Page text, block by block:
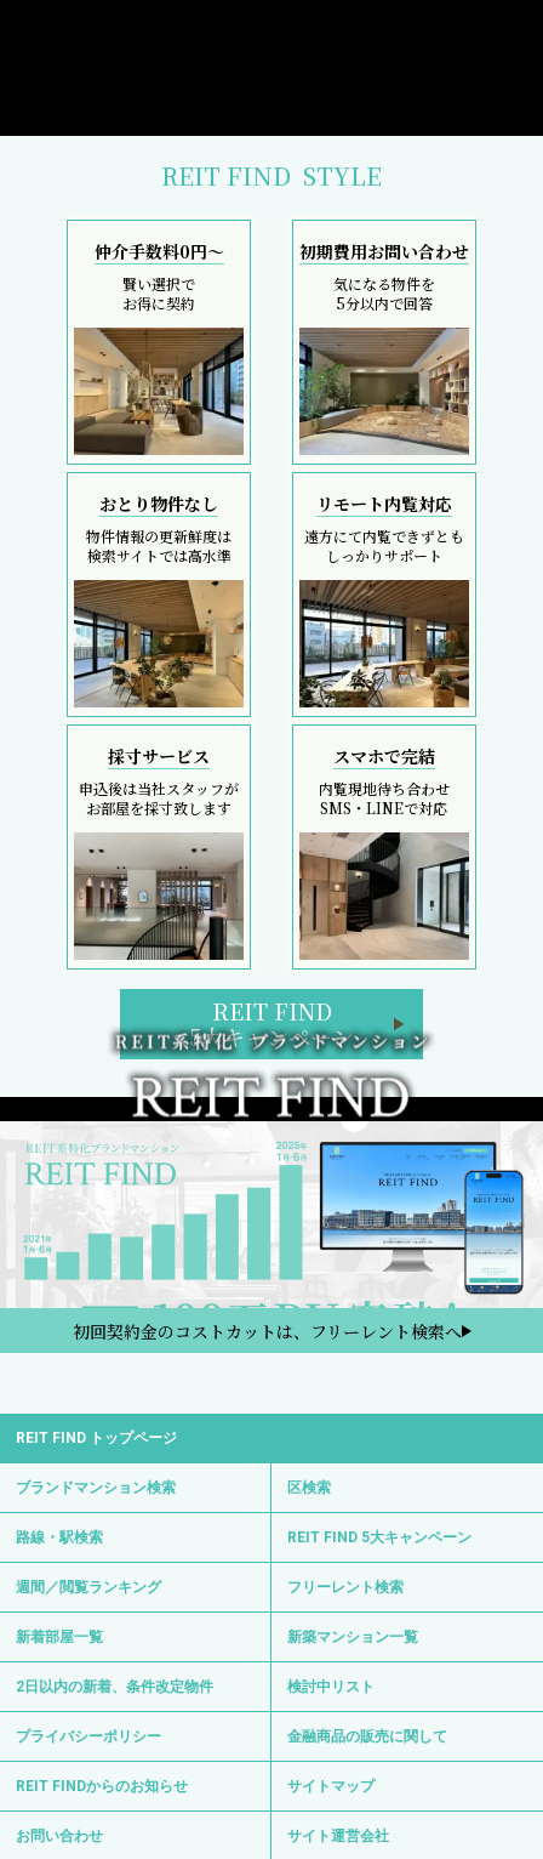
REIT FIND STYLE
仲介手数料0円～
賢い選択で
お得に契約
初期費用お問い合わせ
気になる物件を
5分以内で回答
おとり物件なし
物件情報の更新鮮度は
検索サイトでは高水準
リモート内覧対応
遠方にて内覧できずとも
しっかりサポート
採寸サービス
申込後は当社スタッフが
お部屋を採寸致します
スマホで完結
内覧現地待ち合わせ
SMS・LINEで対応
REIT FIND
5大キャンペーン
初回契約金のコストカットは、フリーレント検索へ
REIT FIND トップページ
ブランドマンション検索 区検索
路線・駅検索 REIT FIND 5大キャンペーン
週間／閲覧ランキング フリーレント検索
新着部屋一覧 新築マンション一覧
2日以内の新着、条件改定物件 検討中リスト
プライバシーポリシー 金融商品の販売に関して
REIT FINDからのお知らせ サイトマップ
お問い合わせ サイト運営会社